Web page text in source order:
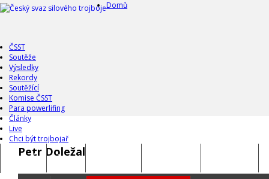
Domů
ČSST
Soutěže
Výsledky
Rekordy
Soutěžící
Komise ČSST
Para powerlifing
Články
Live
Chci být trojbojař
DOMŮ ČSST
Petr Doležal